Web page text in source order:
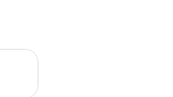
elok. 14 - elok. 16